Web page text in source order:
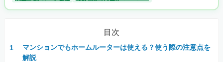
目次
マンションでもホームルーターは使える？使う際の注意点を
解説